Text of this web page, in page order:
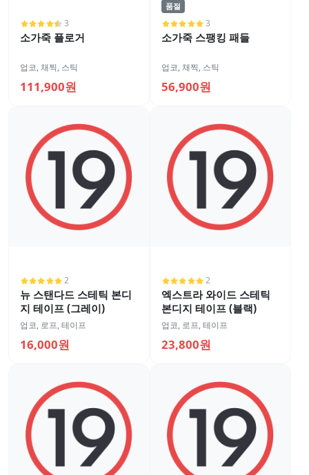
3
소가죽 플로거
업코,채찍, 스틱
111,900원
품절
3
소가죽 스팽킹 패들
업코,채찍, 스틱
56,900원
2
뉴 스탠다드 스테틱 본디
지 테이프 (그레이)
업코, 로프, 테이프
16,000원
2
엑스트라 와이드 스테틱
본디지 테이프 (블랙)
업코, 로프, 테이프
23,800원